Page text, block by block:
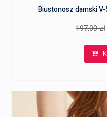
Biustonosz damski
197,00zł